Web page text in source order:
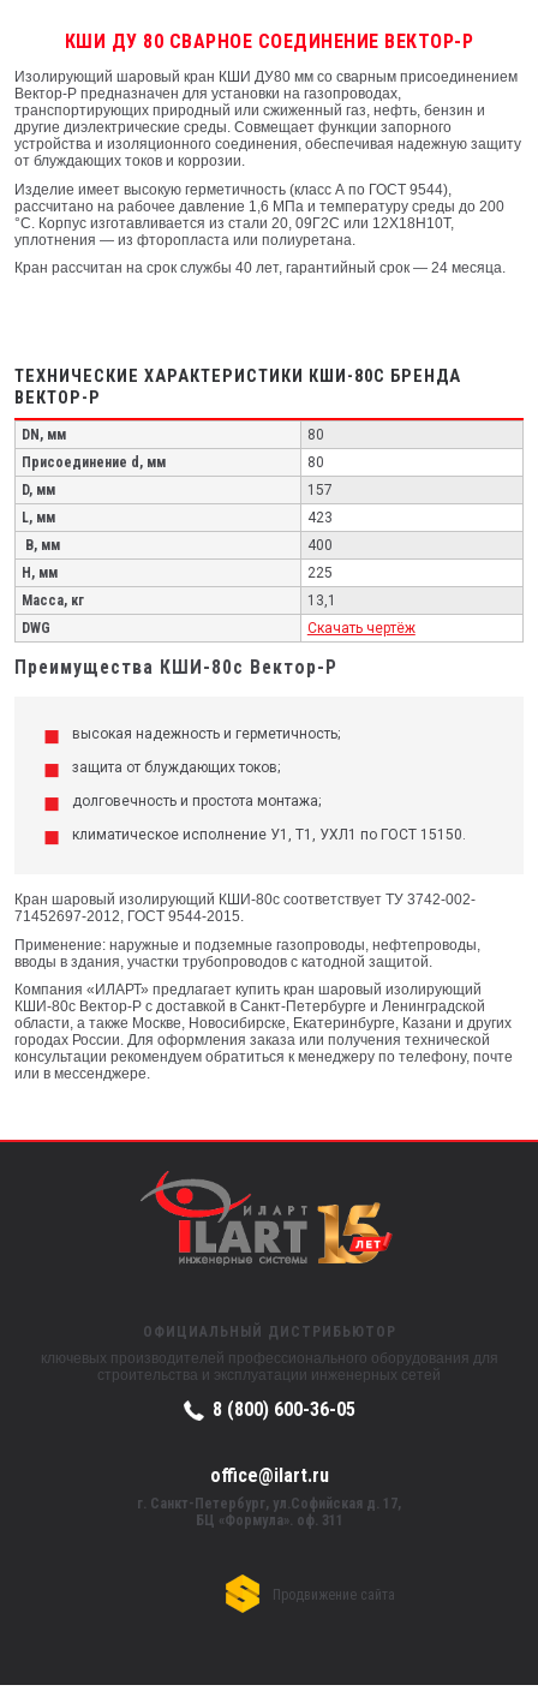
КШИ ДУ 80 СВАРНОЕ СОЕДИНЕНИЕ ВЕКТОР-Р
Изолирующий шаровый кран КШИ ДУ80 мм со сварным присоединением
Вектор-Р предназначен для установки на газопроводах,
транспортирующих природный или сжиженный газ, нефть, бензин и
другие диэлектрические среды. Совмещает функции запорного
устройства и изоляционного соединения, обеспечивая надежную защиту
от блуждающих токов и коррозии.
Изделие имеет высокую герметичность (класс А по ГОСТ 9544),
рассчитано на рабочее давление 1,6 МПа и температуру среды до 200
°C. Корпус изготавливается из стали 20, 09Г2С или 12Х18Н10Т,
уплотнения — из фторопласта или полиуретана.
Кран рассчитан на срок службы 40 лет, гарантийный срок — 24 месяца.
ТЕХНИЧЕСКИЕ ХАРАКТЕРИСТИКИ КШИ-80С БРЕНДА
ВЕКТОР-Р
DN, мм
80
Присоединение d, мм
80
D, мм
157
L, мм
423
B, мм
400
H, мм
225
Масса, кг
13,1
DWG
Скачать чертёж
Преимущества КШИ-80с Вектор-Р
высокая надежность и герметичность;
защита от блуждающих токов;
долговечность и простота монтажа;
климатическое исполнение У1, Т1, УХЛ1 по ГОСТ 15150.
Кран шаровый изолирующий КШИ-80с соответствует ТУ 3742-002-
71452697-2012, ГОСТ 9544-2015.
Применение: наружные и подземные газопроводы, нефтепроводы,
вводы в здания, участки трубопроводов с катодной защитой.
Компания «ИЛАРТ» предлагает купить кран шаровый изолирующий
КШИ-80с Вектор-Р с доставкой в Санкт-Петербурге и Ленинградской
области, а также Москве, Новосибирске, Екатеринбурге, Казани и других
городах России. Для оформления заказа или получения технической
консультации рекомендуем обратиться к менеджеру по телефону, почте
или в мессенджере.
ОФИЦИАЛЬНЫЙ ДИСТРИБЬЮТОР
ключевых производителей профессионального оборудования для
строительства и эксплуатации инженерных сетей
8 (800) 600-36-05
office@ilart.ru
г. Санкт-Петербург, ул.Софийская д. 17,
БЦ «Формула». оф. 311
Продвижение сайта